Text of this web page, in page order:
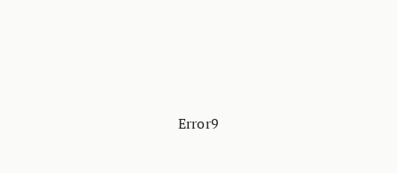
Error9